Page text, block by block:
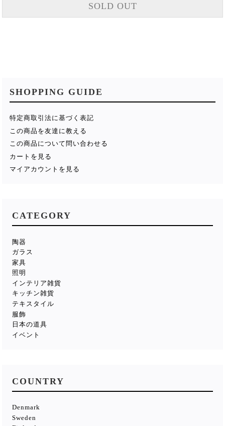
SOLD OUT
SHOPPING GUIDE
特定商取引法に基づく表記
この商品を友達に教える
この商品について問い合わせる
カートを見る
マイアカウントを見る
CATEGORY
陶器
ガラス
家具
照明
インテリア雑貨
キッチン雑貨
テキスタイル
服飾
日本の道具
イベント
COUNTRY
Denmark
Sweden